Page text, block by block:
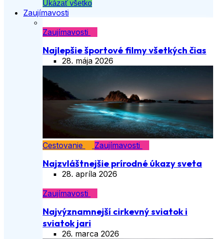
Ukázať všetko
Zaujímavosti
Zaujímavosti
Najlepšie športové filmy všetkých čias
28. mája 2026
Cestovanie Zaujímavosti
Najzvláštnejšie prírodné úkazy sveta
28. apríla 2026
Zaujímavosti
Najvýznamnejší cirkevný sviatok i
sviatok jari
26. marca 2026